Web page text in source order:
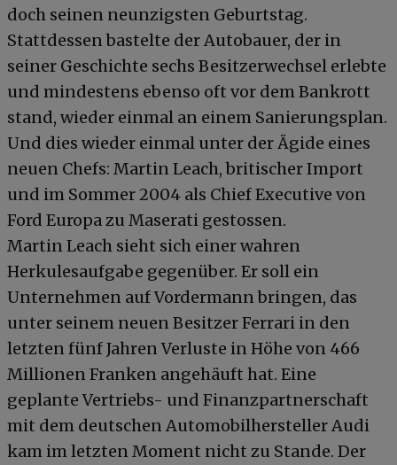
doch seinen neunzigsten Geburtstag.
Stattdessen bastelte der Autobauer, der in
seiner Geschichte sechs Besitzerwechsel erlebte
und mindestens ebenso oft vor dem Bankrott
stand, wieder einmal an einem Sanierungsplan.
Und dies wieder einmal unter der Ägide eines
neuen Chefs: Martin Leach, britischer Import
und im Sommer 2004 als Chief Executive von
Ford Europa zu Maserati gestossen.
Martin Leach sieht sich einer wahren
Herkulesaufgabe gegenüber. Er soll ein
Unternehmen auf Vordermann bringen, das
unter seinem neuen Besitzer Ferrari in den
letzten fünf Jahren Verluste in Höhe von 466
Millionen Franken angehäuft hat. Eine
geplante Vertriebs- und Finanzpartnerschaft
mit dem deutschen Automobilhersteller Audi
kam im letzten Moment nicht zu Stande. Der